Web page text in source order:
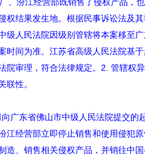
结果发生地。根据民事诉讼法及其
级人民法院因级别管辖将本案移至
时间为准。江苏省高级人民法院基
院审理，符合法律规定。 2.管辖权
联性。
广东省佛山市中级人民法院提交的
江经营部立即停止销售和使用侵犯
造、销售相关侵权产品，并销往中